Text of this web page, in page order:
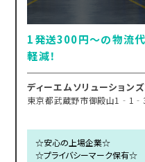
1発送300円～の物流代
軽減！
ディーエムソリューション
東京都武蔵野市御殿山1‐1‐3
☆安心の上場企業☆
☆プライバシーマーク保有☆